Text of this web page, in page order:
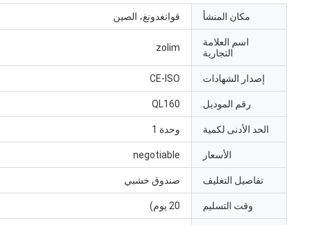
مكان المنشأ قوانغدونغ، الصين
اسم العلامة
التجارية
zolim
إصدار الشهادات CE-ISO
رقم الموديل QL160
الحد الأدنى لكمية وحدة 1
الأسعار negotiable
تفاصيل التغليف صندوق خشبي
وقت التسليم 20 يوم)